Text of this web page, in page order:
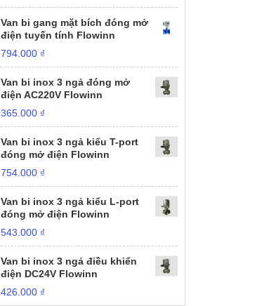
Van bi gang mặt bích đóng mở
điện tuyến tính Flowinn
794.000 ₫
Van bi inox 3 ngả đóng mở
điện AC220V Flowinn
365.000 ₫
Van bi inox 3 ngả kiểu T-port
đóng mở điện Flowinn
754.000 ₫
Van bi inox 3 ngả kiểu L-port
đóng mở điện Flowinn
543.000 ₫
Van bi inox 3 ngả điều khiển
điện DC24V Flowinn
426.000 ₫